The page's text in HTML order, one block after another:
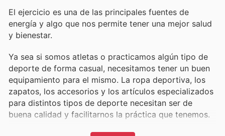
El ejercicio es una de las principales fuentes de
energía y algo que nos permite tener una mejor salud
y bienestar.
Ya sea si somos atletas o practicamos algún tipo de
deporte de forma casual, necesitamos tener un buen
equipamiento para el mismo. La ropa deportiva, los
zapatos, los accesorios y los artículos especializados
para distintos tipos de deporte necesitan ser de
buena calidad y facilitarnos la práctica que tenemos.